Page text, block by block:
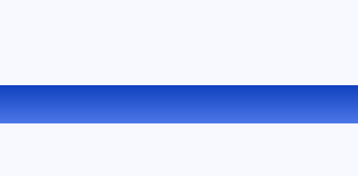
在线将 LIT 转换为 PDB